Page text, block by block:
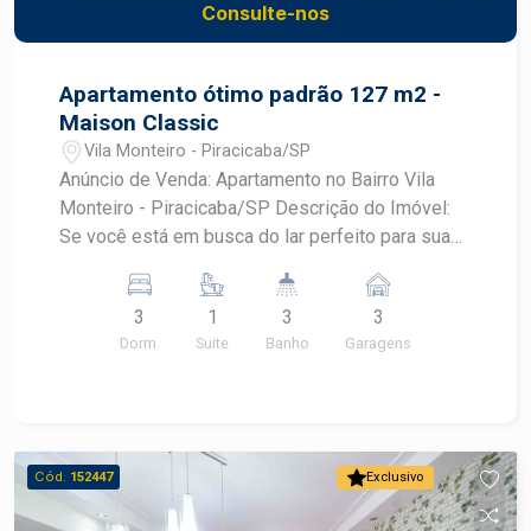
Consulte-nos
Apartamento ótimo padrão 127 m2 -
Maison Classic
Vila Monteiro - Piracicaba/SP
Anúncio de Venda: Apartamento no Bairro Vila
Monteiro - Piracicaba/SP Descrição do Imóvel:
Se você está em busca do lar perfeito para sua
você! Apresentamos um aconchegante
apartamento localizado no charmoso bairro Vila
Monteiro, em Piracicaba/SP. Este imóvel oferece
dormitórios, sendo 01 suite, proporcionando
conforto e privacidade para toda a família. -
Garagens: 3 vagas de garagem, garantindo
3
Dorm.
1
Suite
3
Banho
3
Garagens
Exclusivo
Cód. 152447